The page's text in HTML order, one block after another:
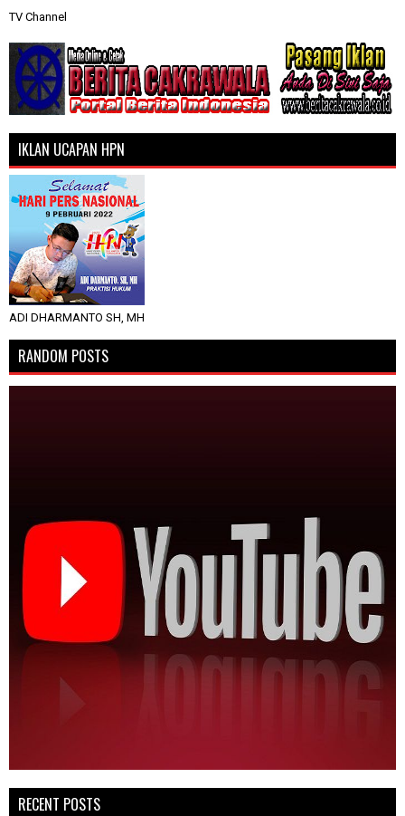
TV Channel
IKLAN UCAPAN HPN
ADI DHARMANTO SH, MH
RANDOM POSTS
RECENT POSTS